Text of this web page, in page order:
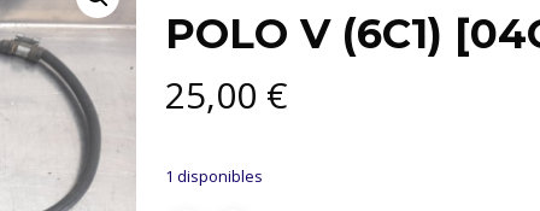
POLO V (6C1)
25,00 €
1 disponibles